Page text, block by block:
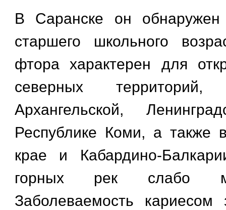
В Саранске он
старшего школьного
фтора характерен для
северных
Архангельской,
Республике Коми, а также
крае и Кабардино-
горных рек слабо
Заболеваемость кариесом